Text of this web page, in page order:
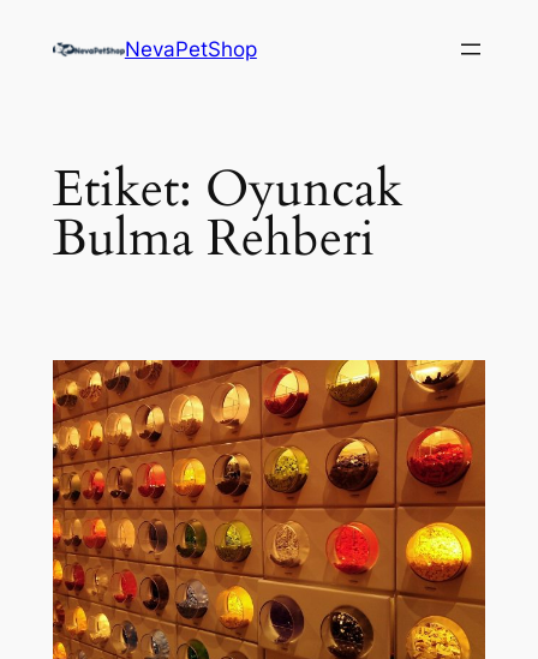
NevaPetShop
Etiket: Oyuncak
Bulma Rehberi